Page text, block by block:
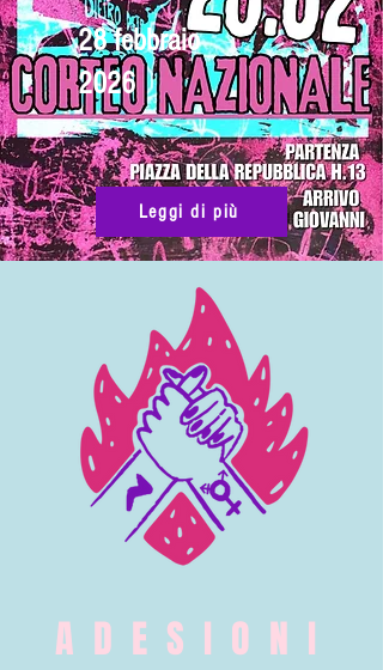
28 febbraio
2026
Leggi di più
ADESIONI